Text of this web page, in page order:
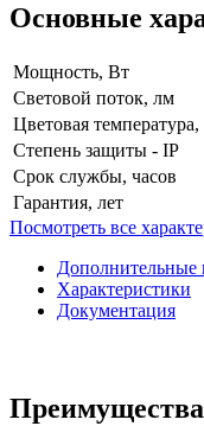
Основные
Мощность, Вт
Световой поток, лм
Цветовая
Степень защиты - IP
Срок службы, часов
Гарантия, лет
Посмотреть все
Дополнительные
Характеристики
Документация
Преимущества